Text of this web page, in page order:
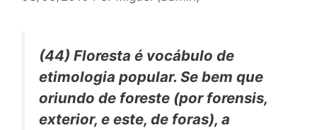
(44) Floresta é vocábulo de
etimologia popular. Se bem que
oriundo de foreste (por forensis,
exterior, e este, de foras), a